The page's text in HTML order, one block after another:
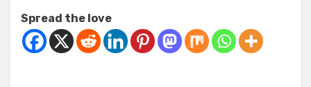
on
Spread the love